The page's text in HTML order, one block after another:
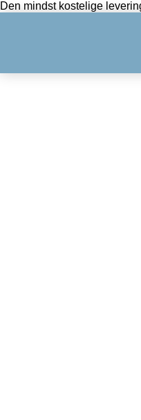
Den mindst kostelige